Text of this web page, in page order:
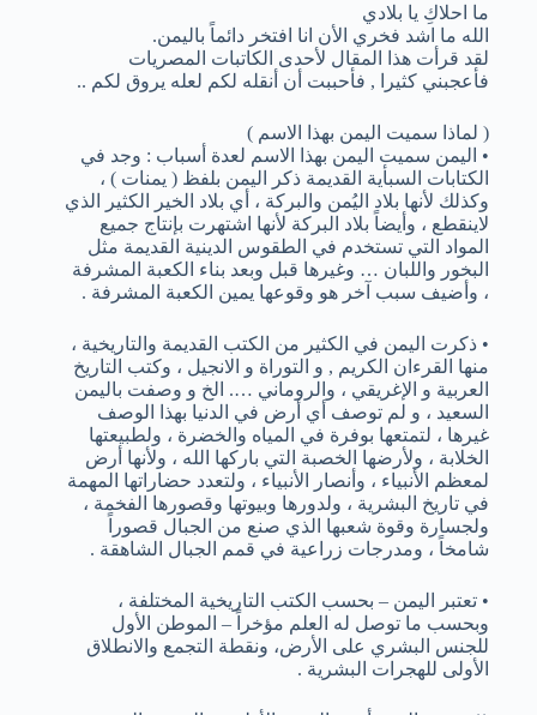
ما احلاكِ يا بلادي
الله ما اشد فخري الأن انا افتخر دائماً باليمن.
لقد قرأت هذا المقال لأحدى الكاتبات المصريات
فأعجبني كثيرا , فأحببت أن أنقله لكم لعله يروق لكم ..
( لماذا سميت اليمن بهذا الاسم )
• اليمن سميت اليمن بهذا الاسم لعدة أسباب : وجد في
الكتابات السبأية القديمة ذكر اليمن بلفظ ( يمنات ) ،
وكذلك لأنها بلاد اليُمن والبركة ، أي بلاد الخير الكثير الذي
لاينقطع ، وأيضاً بلاد البركة لأنها اشتهرت بإنتاج جميع
المواد التي تستخدم في الطقوس الدينية القديمة مثل
البخور واللبان … وغيرها قبل وبعد بناء الكعبة المشرفة
، وأضيف سبب آخر هو وقوعها يمين الكعبة المشرفة .
• ذكرت اليمن في الكثير من الكتب القديمة والتاريخية ،
منها القرءان الكريم , و التوراة و الانجيل ، وكتب التاريخ
العربية و الإغريقي ، والروماني …. الخ و وصفت باليمن
السعيد ، و لم توصف أي أرض في الدنيا بهذا الوصف
غيرها ، لتمتعها بوفرة في المياه والخضرة ، ولطبيعتها
الخلابة ، ولأرضها الخصبة التي باركها الله ، ولأنها أرض
لمعظم الأنبياء ، وأنصار الأنبياء ، ولتعدد حضاراتها المهمة
في تاريخ البشرية ، ولدورها وبيوتها وقصورها الفخمة ،
ولجسارة وقوة شعبها الذي صنع من الجبال قصوراً
شامخاً ، ومدرجات زراعية في قمم الجبال الشاهقة .
• تعتبر اليمن – بحسب الكتب التاريخية المختلفة ،
وبحسب ما توصل له العلم مؤخراً – الموطن الأول
للجنس البشري على الأرض، ونقطة التجمع والانطلاق
الأولى للهجرات البشرية .